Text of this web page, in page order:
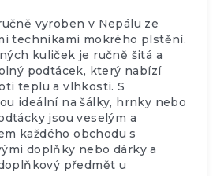
vyroben v Nepálu ze
technikami mokrého plstění.
kuliček je ručně šitá a
podtácek, který nabízí
teplu a vlhkosti. S
ideální na šálky, hrnky nebo
jsou veselým a
každého obchodu s
doplňky nebo dárky a
předmět u